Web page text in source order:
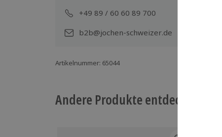
+49 89 / 60 60 89 700
b2b@jochen-schweizer.de
Artikelnummer: 65044
Andere Produkte entdecken